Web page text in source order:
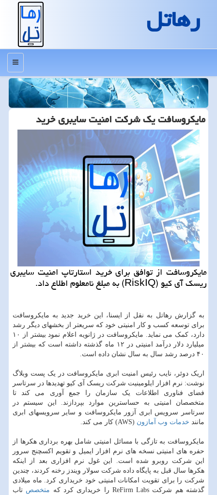
رهاتل
منو
مایكروسافت یك شركت امنیت سایبری خرید
مایکروسافت از توافق برای خرید استارتاپ امنیت سایبری
ریسک آی کیو (RiskIQ) به مبلغ نامعلوم اطلاع داد.
به گزارش رهاتل به نقل از ایسنا، این خرید جدید به مایکروسافت
برای توسعه کسب و کار امنیتی خود که سریعتر از بخشهای دیگر رشد
دارد، کمک می نماید. مایکروسافت در ژانویه اعلام نمود بیشتر از ۱۰
میلیارد دلار درآمد امنیتی در ۱۲ ماه گذشته داشته است که بیشتر از
۴۰ درصد رشد سال به سال نشان داده است.
اریک دوئر، نایب رئیس امنیت ابری مایکروسافت در یک پست وبلاگ
نوشت: نرم افزار ایلومینیت شرکت ریسک آی کیو تهدیدها در سرتاسر
فضای فناوری اطلاعات یک سازمان را جمع آوری می کند تا
متخصصان امنیتی به حساسترین موارد بپردازند. این سیستم در
سرتاسر سرویس ابری آزور مایکروسافت و سایر سرویسهای ابری
مانند خدمات وب آمازون (AWS) کار می کند.
مایکروسافت به تازگی با مسائل امنیتی شامل بهره برداری هکرها از
حفره های امنیتی نسخه های نرم افزار ایمیل و تقویم اکسچنج سرور
این شرکت روبرو شده است. این غول نرم افزاری بعد از اینکه
هکرها سال قبل به پایگاه داده شرکت سولار ویندز رخنه کردند، چندین
شرکت را برای تقویت امکانات امنیتی خود خریداری کرد. ماه میلادی
گذشته هم شرکت ReFirm Labs را خریداری کرد که
متخصص تاب